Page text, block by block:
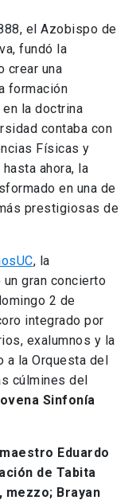
el Azobispo de
fundó la
crear una
formación
la doctrina
contaba con
Físicas y
ahora, la
en una de
prestigiosas de
, la
gran concierto
2 de
integrado por
exalumnos y la
a la Orquesta del
cúlmines del
Sinfonía
Eduardo
de Tabita
mezzo; Brayan